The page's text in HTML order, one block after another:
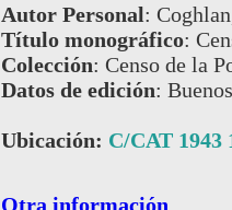
Autor Personal:
Título monográfico:
Colección: Censo de la
Datos de edición:
Ubicación: C/CAT 1943
Otra información